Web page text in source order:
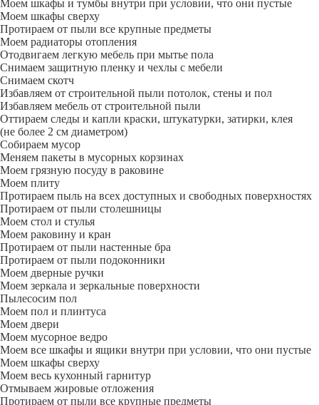
Моем шкафы и тумбы внутри при условии, что они пустые
Моем шкафы сверху
Протираем от пыли все крупные предметы
Моем радиаторы отопления
Отодвигаем легкую мебель при мытье пола
Снимаем защитную пленку и чехлы с мебели
Снимаем скотч
Избавляем от строительной пыли потолок, стены и пол
Избавляем мебель от строительной пыли
Оттираем следы и капли краски, штукатурки, затирки, клея
(не более 2 см диаметром)
Собираем мусор
Меняем пакеты в мусорных корзинах
Моем грязную посуду в раковине
Моем плиту
Протираем пыль на всех доступных и свободных поверхностях
Протираем от пыли столешницы
Моем стол и стулья
Моем раковину и кран
Протираем от пыли настенные бра
Протираем от пыли подоконники
Моем дверные ручки
Моем зеркала и зеркальные поверхности
Пылесосим пол
Моем пол и плинтуса
Моем двери
Моем мусорное ведро
Моем все шкафы и ящики внутри при условии, что они пустые
Моем шкафы сверху
Моем весь кухонный гарнитур
Отмываем жировые отложения
Протираем от пыли все крупные предметы